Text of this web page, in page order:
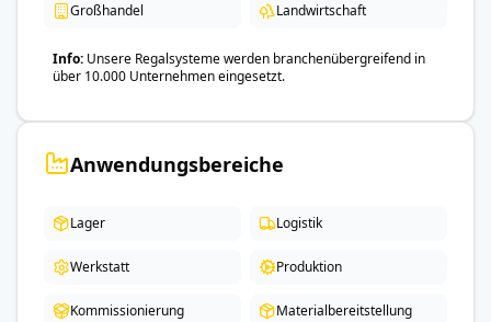
Großhandel Landwirtschaft
Info Unsere Regalsysteme werden branchenübergreifend in
über 10.000 Unternehmen eingesetzt.
Anwendungsbereiche
Lager Logistik
Werkstatt Produktion
Kommissionierung Materialbereitstellung